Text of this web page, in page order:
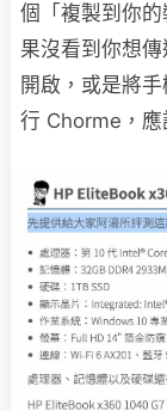
個「複製到你
果沒看到你想
開啟，或是將
行 Chorme，應